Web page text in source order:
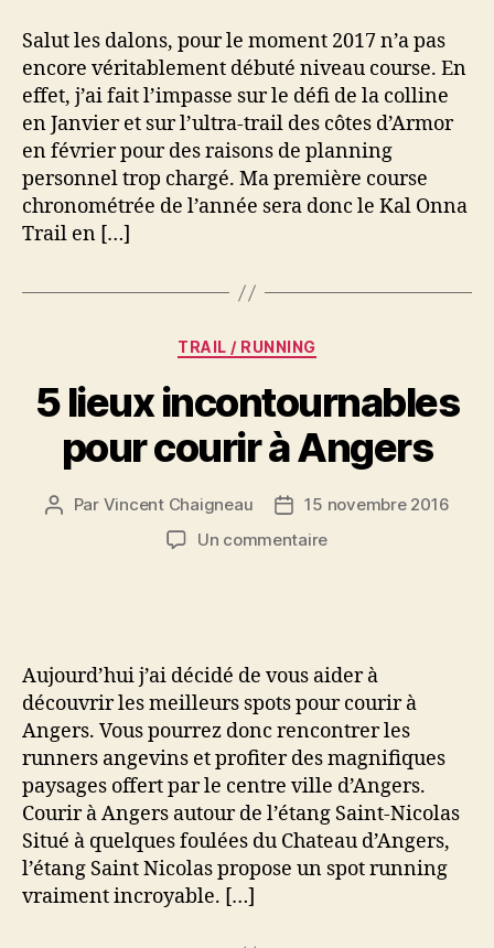
version
longue
–
30km
Salut les dalons, pour le moment 2017 n’a pas
encore véritablement débuté niveau course. En
effet, j’ai fait l’impasse sur le défi de la colline
en Janvier et sur l’ultra-trail des côtes d’Armor
en février pour des raisons de planning
personnel trop chargé. Ma première course
chronométrée de l’année sera donc le Kal Onna
Trail en […]
Catégories
TRAIL / RUNNING
5 lieux incontournables
pour courir à Angers
Auteur
Par Vincent Chaigneau
Date15 novembre 2016
Un commentairesur
à
Angers
Aujourd’hui j’ai décidé de vous aider à
découvrir les meilleurs spots pour courir à
Angers. Vous pourrez donc rencontrer les
runners angevins et profiter des magnifiques
paysages offert par le centre ville d’Angers.
Courir à Angers autour de l’étang Saint-Nicolas
Situé à quelques foulées du Chateau d’Angers,
l’étang Saint Nicolas propose un spot running
vraiment incroyable. […]